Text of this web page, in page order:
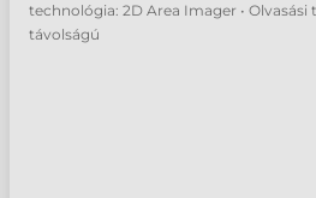
technológia: 2D Area Imager • Olvasási
távolságú